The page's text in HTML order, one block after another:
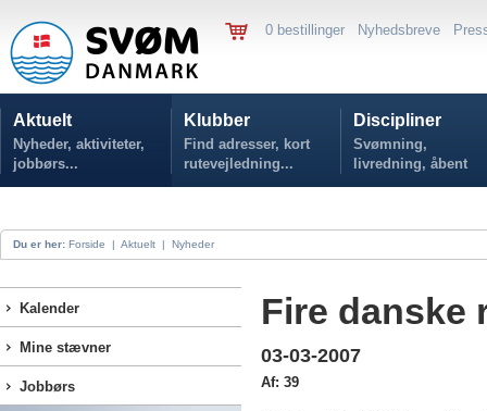
0 bestillinger Nyhedsbreve
Aktuelt
Nyheder, aktiviteter,
jobbørs...
Klubber
Find adresser, kort
rutevejledning...
Discipliner
Svømning,
livredning, åbent
vand...
Du er her: Forside | Aktuelt | Nyheder
Kalender
Mine stævner
Jobbørs
Fire danske
03-03-2007
Af: 39